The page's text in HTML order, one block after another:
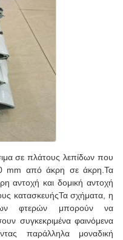
σε πλάτους λεπίδων που
mm από άκρη σε άκρη.Τα
αντοχή και δομική αντοχή
κατασκευήςΤα σχήματα, η
φτερών μπορούν να
συγκεκριμένα φαινόμενα
παράλληλα μοναδική